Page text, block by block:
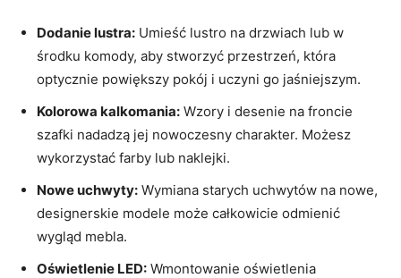
Dodanie lustra: Umieść lustro na drzwiach lub w
środku komody, aby stworzyć przestrzeń, która
optycznie powiększy pokój i uczyni go jaśniejszym.
Kolorowa kalkomania: Wzory i desenie na froncie
szafki nadadzą jej nowoczesny charakter. Możesz
wykorzystać farby lub naklejki.
Nowe uchwyty: Wymiana starych uchwytów na nowe,
designerskie modele może całkowicie odmienić
wygląd mebla.
Oświetlenie LED: Wmontowanie oświetlenia